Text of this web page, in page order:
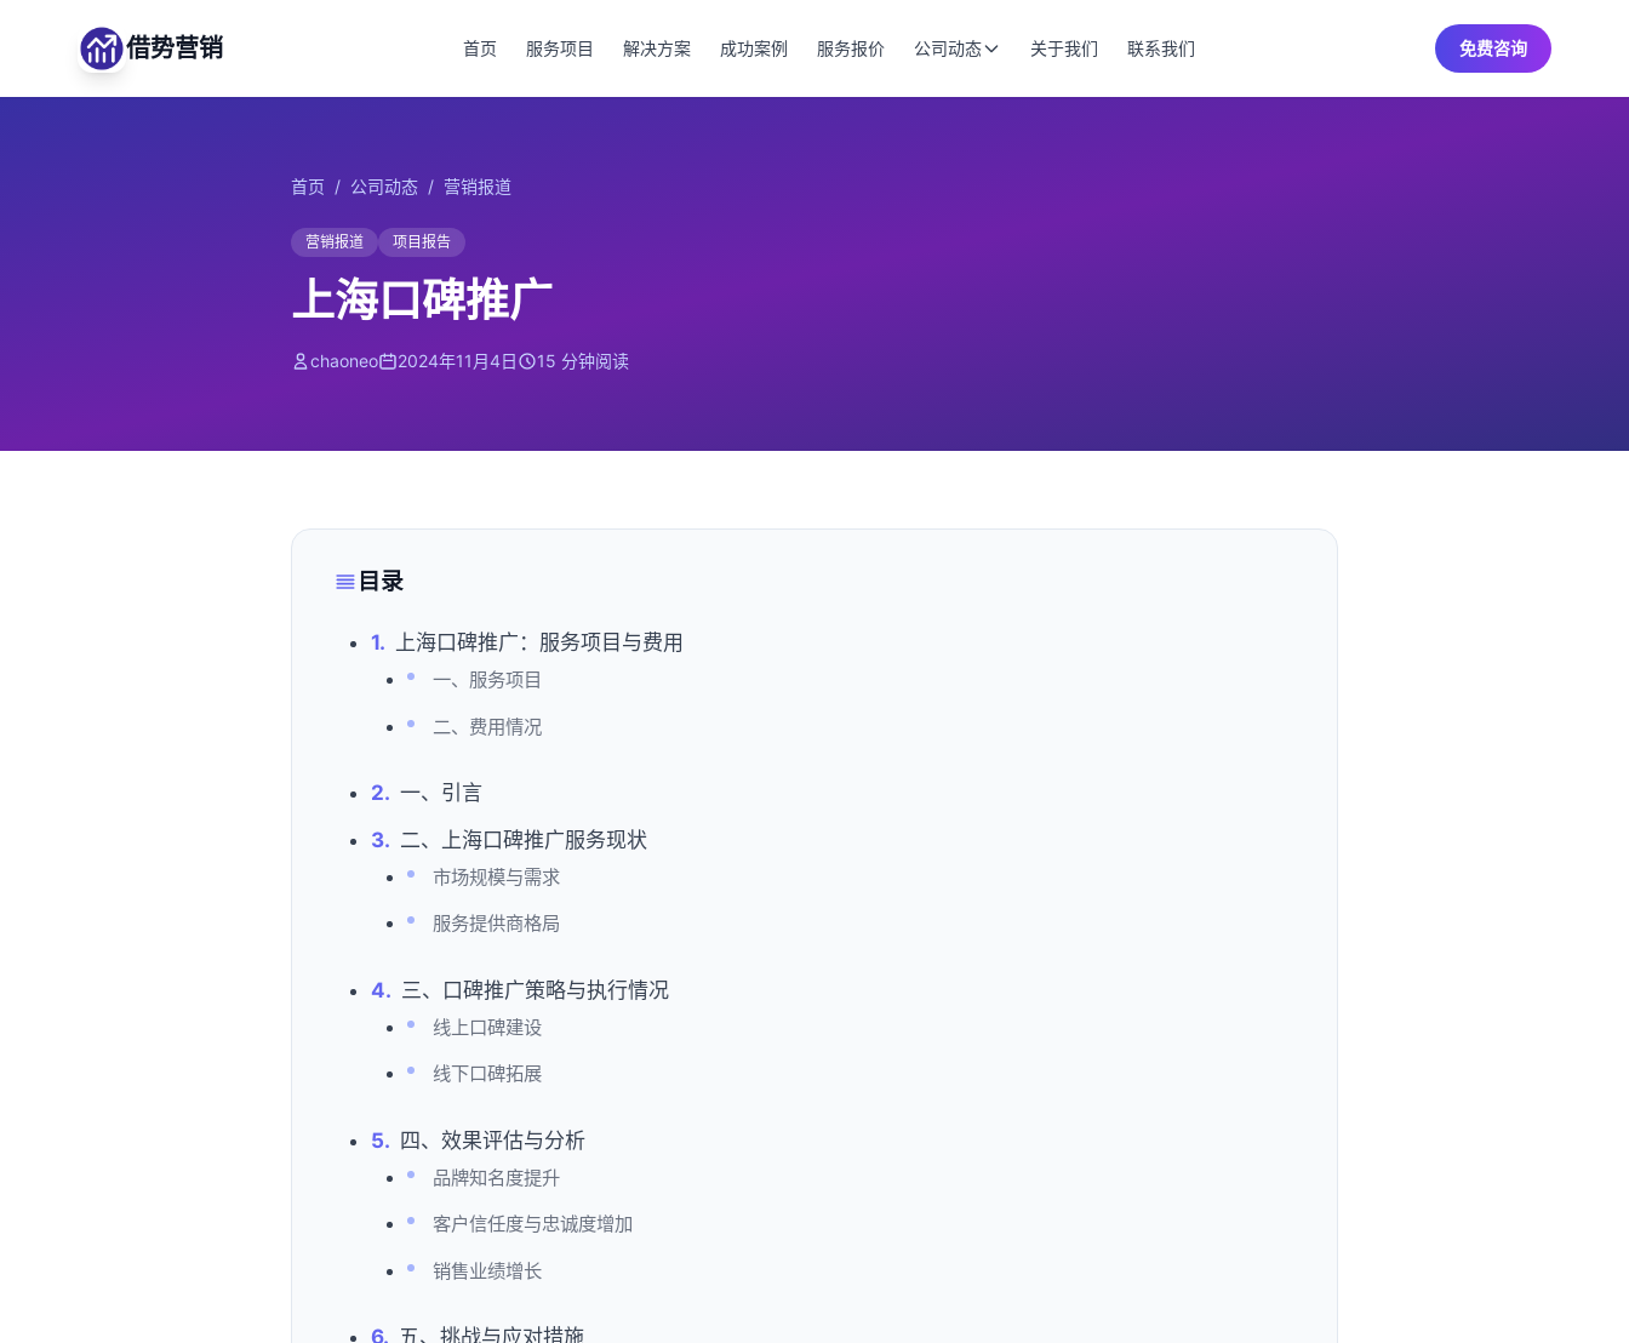
借势营销 首页 服务项目 解决方案 成功案例 服务报价 公司动态 关于我们 联系我们 免费咨询
首页 / 公司动态 / 营销报道
营销报道 项目报告
上海口碑推广
chaoneo 2024年11月4日 15 分钟阅读
目录
上海口碑推广：服务项目与费用
一、服务项目
二、费用情况
一、引言
二、上海口碑推广服务现状
市场规模与需求
服务提供商格局
三、口碑推广策略与执行情况
线上口碑建设
线下口碑拓展
四、效果评估与分析
品牌知名度提升
客户信任度与忠诚度增加
销售业绩增长
五、挑战与应对措施